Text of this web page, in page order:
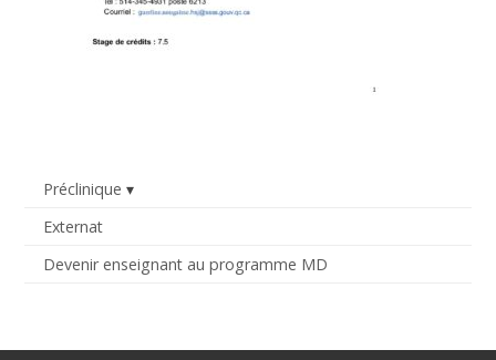
Préclinique
Externat
Devenir enseignant au programme MD